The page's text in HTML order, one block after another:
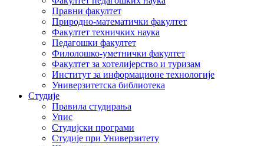
Правни факултет
Природно-математички факултет
Факултет техничких наука
Педагошки факултет
Филолошко-уметнички факултет
Факултет за хотелијерство и туризам
Институт за информационе технологије
Универзитетска библиотека
Студије
Правила студирања
Упис
Студијски програми
Студије при Универзитету